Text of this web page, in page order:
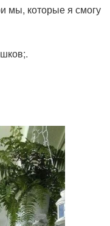
мы, которые я смогу